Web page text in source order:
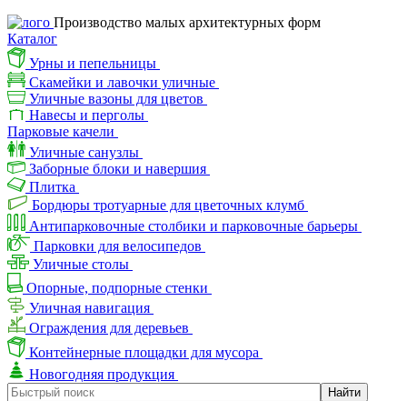
Производство малых архитектурных форм
Каталог
Урны и пепельницы
Скамейки и лавочки уличные
Уличные вазоны для цветов
Навесы и перголы
Парковые качели
Уличные санузлы
Заборные блоки и навершия
Плитка
Бордюры тротуарные для цветочных клумб
Антипарковочные столбики и парковочные барьеры
Парковки для велосипедов
Уличные столы
Опорные, подпорные стенки
Уличная навигация
Ограждения для деревьев
Контейнерные площадки для мусора
Новогодняя продукция